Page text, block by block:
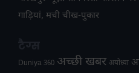
गाड़ियां, मची चीख-पुकार
Duniya 360 अच्छी खबर अयोध्या